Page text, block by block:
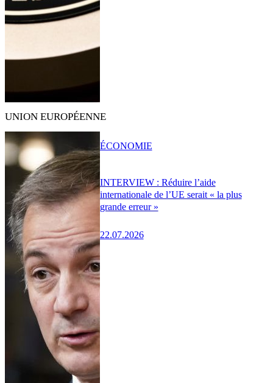
UNION EUROPÉENNE
INTERVIEW : Réduire l’aide
internationale de l’UE serait « la plus
grande erreur »
22.07.2026
ÉCONOMIE